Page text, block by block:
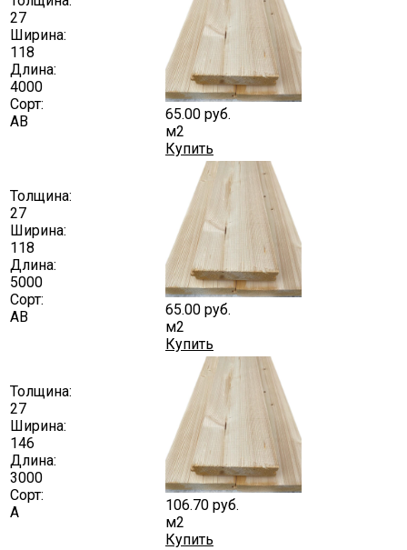
27
Ширина:
118
Длина:
4000
Сорт:
АВ
65.00 руб.
м2
Купить
Толщина:
27
Ширина:
118
Длина:
5000
Сорт:
АВ
65.00 руб.
м2
Купить
Толщина:
27
Ширина:
146
Длина:
3000
Сорт:
А
106.70 руб.
м2
Купить